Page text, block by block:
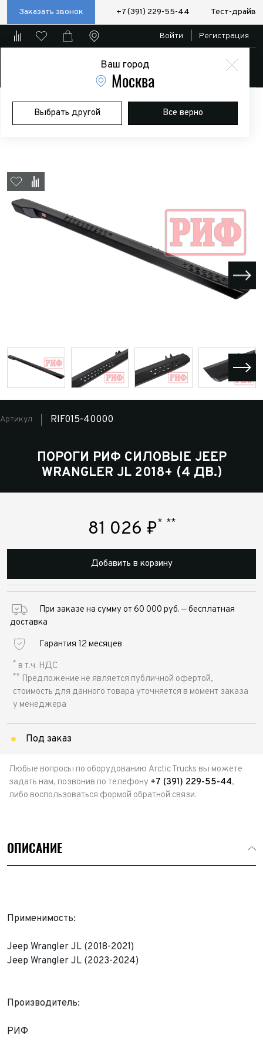
Заказать звонок +7 (391) 229-55-44 Тест-драйв
Ваш город
Москва
Выбрать другой Все верно
Войти Регистрация
Главная Магазин Дополнительное оборудование
Силовые
бампера/пороги/калитки
Пороги РИФ силовые Jeep Wrangler JL
2018+ (4 дв.)
Артикул RIF015-40000
ПОРОГИ РИФ СИЛОВЫЕ JEEP
WRANGLER JL 2018+ (4 ДВ.)
81 026 ₽* **
Добавить в корзину
При заказе на сумму от 60 000 руб. — бесплатная
доставка
Гарантия 12 месяцев
* в т.ч. НДС
** Предложение не является публичной офертой,
стоимость для данного товара уточняется в момент заказа
у менеджера
Под заказ
Любые вопросы по оборудованию Arctic Trucks вы можете
задать нам, позвонив по телефону +7 (391) 229-55-44,
либо воспользоваться формой обратной связи.
ОПИСАНИЕ
Применимость:
Jeep Wrangler JL (2018-2021)
Jeep Wrangler JL (2023-2024)
Производитель:
РИФ